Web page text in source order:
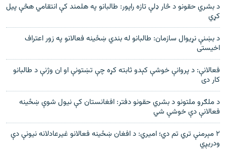
د بشري حقونو د څار ډلې تازه راپور: طالبانو په هلمند کې انتقامي هڅې پیل
کړي
د بښنې نړیوال سازمان: طالبانو له بندي ښځینه فعالانو په زور اعتراف
اخیستی
فعالانې: د پروانې خوشې کېدو ثابته کړه چې تښتونې او ان وژنې د طالبانو
کار دی
د ملګرو ملتونو د بشري حقونو دفتر: افغانستان کې نیول شوې ښځینه
فعالانې دې خوشې شي
۲ مېرمنې تري تم دي؛ امیري: د افغان ښځينه فعالانو غیرعادلانه نیونې دې
ودریږي